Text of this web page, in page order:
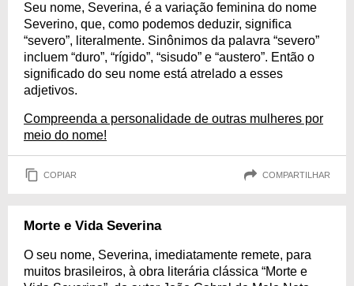
Seu nome, Severina, é a variação feminina do nome
Severino, que, como podemos deduzir, significa
“severo”, literalmente. Sinônimos da palavra “severo”
incluem “duro”, “rígido”, “sisudo” e “austero”. Então o
significado do seu nome está atrelado a esses
adjetivos.
Compreenda a personalidade de outras mulheres por
meio do nome!
COPIAR COMPARTILHAR
Morte e Vida Severina
O seu nome, Severina, imediatamente remete, para
muitos brasileiros, à obra literária clássica “Morte e